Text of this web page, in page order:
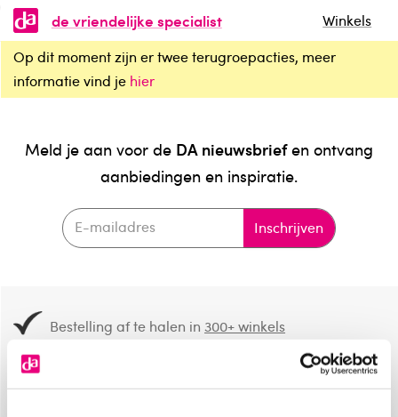
de vriendelijke specialist
Winkels
Op dit moment zijn er twee terugroepacties, meer
informatie vind je hier
Meld je aan voor de DA nieuwsbriefen ontvang
aanbiedingen en inspiratie.
Inschrijven
Bestelling af te halen in300+ winkels